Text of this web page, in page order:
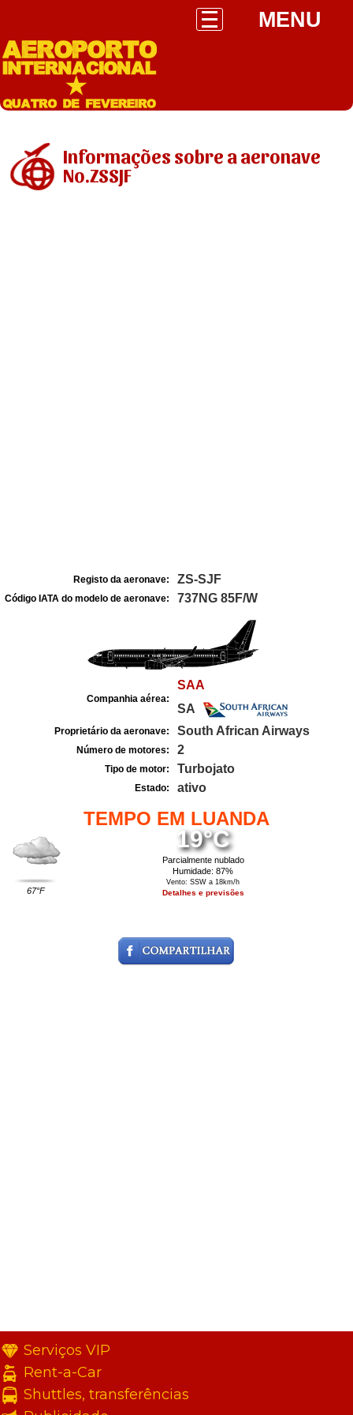
MENU
Informações sobre a aeronave
No.ZSSJF
Registo da aeronave: ZS-SJF
Código IATA do modelo de aeronave: 737NG 85F/W
Companhia aérea:
SAA
SA
Proprietário da aeronave: South African Airways
Número de motores: 2
Tipo de motor: Turbojato
Estado: ativo
TEMPO EM LUANDA
67°F
19°C
Parcialmente nublado
Humidade: 87%
Vento: SSW a 18km/h
Detalhes e previsões
Serviços VIP
Rent-a-Car
Shuttles, transferências